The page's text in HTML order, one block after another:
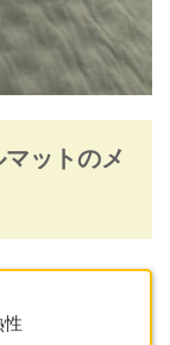
ットのメ